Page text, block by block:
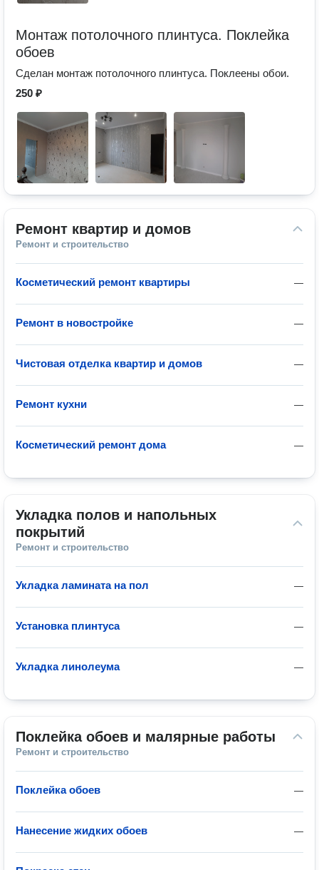
Монтаж потолочного плинтуса. Поклейка
обоев
Сделан монтаж потолочного плинтуса. Поклеены обои.
250 ₽
Ремонт квартир и домов
Ремонт и строительство
—
Косметический ремонт квартиры
—
Ремонт в новостройке
—
Чистовая отделка квартир и домов
—
Ремонт кухни
—
Косметический ремонт дома
Укладка полов и напольных
покрытий
Ремонт и строительство
—
Укладка ламината на пол
—
Установка плинтуса
—
Укладка линолеума
Поклейка обоев и малярные работы
Ремонт и строительство
—
Поклейка обоев
—
Нанесение жидких обоев